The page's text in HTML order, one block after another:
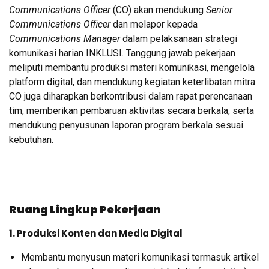
Communications Officer(CO) akan mendukung Senior
Communications Officerdan melapor kepada
Communications Managerdalam pelaksanaan strategi
komunikasi harian INKLUSI. Tanggung jawab pekerjaan
meliputi membantu produksi materi komunikasi, mengelola
platform digital, dan mendukung kegiatan keterlibatan mitra.
CO juga diharapkan berkontribusi dalam rapat perencanaan
tim, memberikan pembaruan aktivitas secara berkala, serta
mendukung penyusunan laporan program berkala sesuai
kebutuhan.
Ruang Lingkup Pekerjaan
1. Produksi Konten dan Media Digital
Membantu menyusun materi komunikasi termasuk artikel